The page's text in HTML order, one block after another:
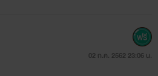
02 ก.ค. 2562 23:06 น.